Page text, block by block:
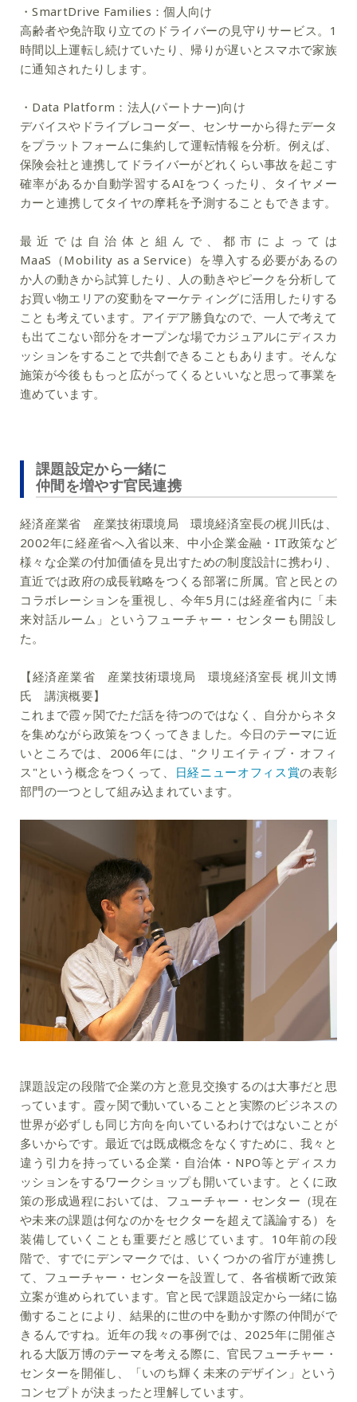
・SmartDrive Families：個人向け
高齢者や免許取り立てのドライバーの見守りサービス。1
時間以上運転し続けていたり、帰りが遅いとスマホで家族
に通知されたりします。
・Data Platform：法人(パートナー)向け
デバイスやドライブレコーダー、センサーから得たデータ
をプラットフォームに集約して運転情報を分析。例えば、
保険会社と連携してドライバーがどれくらい事故を起こす
確率があるか自動学習するAIをつくったり、タイヤメー
カーと連携してタイヤの摩耗を予測することもできます。
最近では自治体と組んで、都市によっては
MaaS（Mobility as a Service）を導入する必要があるの
か人の動きから試算したり、人の動きやピークを分析して
お買い物エリアの変動をマーケティングに活用したりする
ことも考えています。アイデア勝負なので、一人で考えて
も出てこない部分をオープンな場でカジュアルにディスカ
ッションをすることで共創できることもあります。そんな
施策が今後ももっと広がってくるといいなと思って事業を
進めています。
課題設定から一緒に
仲間を増やす官民連携
経済産業省 産業技術環境局 環境経済室長の梶川氏は、
2002年に経産省へ入省以来、中小企業金融・IT政策など
様々な企業の付加価値を見出すための制度設計に携わり、
直近では政府の成長戦略をつくる部署に所属。官と民との
コラボレーションを重視し、今年5月には経産省内に「未
来対話ルーム」というフューチャー・センターも開設し
た。
【経済産業省 産業技術環境局 環境経済室長 梶川文博
氏 講演概要】
これまで霞ヶ関でただ話を待つのではなく、自分からネタ
を集めながら政策をつくってきました。今日のテーマに近
いところでは、2006年には、"クリエイティブ・オフィ
ス"という概念をつくって、
日経ニューオフィス賞の表彰
部門の一つとして組み込まれています。
課題設定の段階で企業の方と意見交換するのは大事だと思
っています。霞ヶ関で動いていることと実際のビジネスの
世界が必ずしも同じ方向を向いているわけではないことが
多いからです。最近では既成概念をなくすために、我々と
違う引力を持っている企業・自治体・NPO等とディスカ
ッションをするワークショップも開いています。とくに政
策の形成過程においては、フューチャー・センター（現在
や未来の課題は何なのかをセクターを超えて議論する）を
装備していくことも重要だと感じています。10年前の段
階で、すでにデンマークでは、いくつかの省庁が連携し
て、フューチャー・センターを設置して、各省横断で政策
立案が進められています。官と民で課題設定から一緒に協
働することにより、結果的に世の中を動かす際の仲間がで
きるんですね。近年の我々の事例では、2025年に開催さ
れる大阪万博のテーマを考える際に、官民フューチャー・
センターを開催し、「いのち輝く未来のデザイン」という
コンセプトが決まったと理解しています。